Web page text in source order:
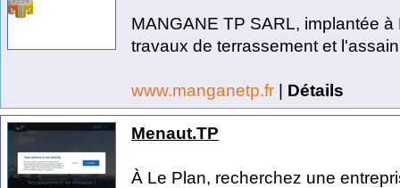
MANGANE TP SARL, implantée
travaux de terrassement et
www.manganetp.fr | Détails
Menaut.TP
À Le Plan, recherchez une